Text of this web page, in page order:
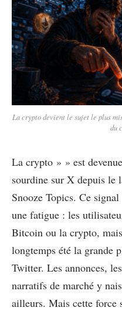
La crypto devient le sujet le plus
du
La crypto » » est
sourdine sur X depuis le
Snooze Topics. Ce
une fatigue : les
Bitcoin ou la crypto,
longtemps été la grande
Twitter. Les annonces,
narratifs de marché y
ailleurs. Mais cette force